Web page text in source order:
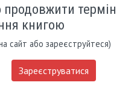
термін
книгою
сайт або зареєструйтеся)
Зареєструватися